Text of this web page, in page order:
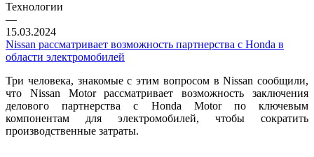
Технологии
—
15.03.2024
Nissan рассматривает возможность партнерства с Honda в
области электромобилей
Три человека, знакомые с этим вопросом в Nissan сообщили,
что Nissan Motor рассматривает возможность заключения
делового партнерства с Honda Motor по ключевым
компонентам для электромобилей, чтобы сократить
производственные затраты.